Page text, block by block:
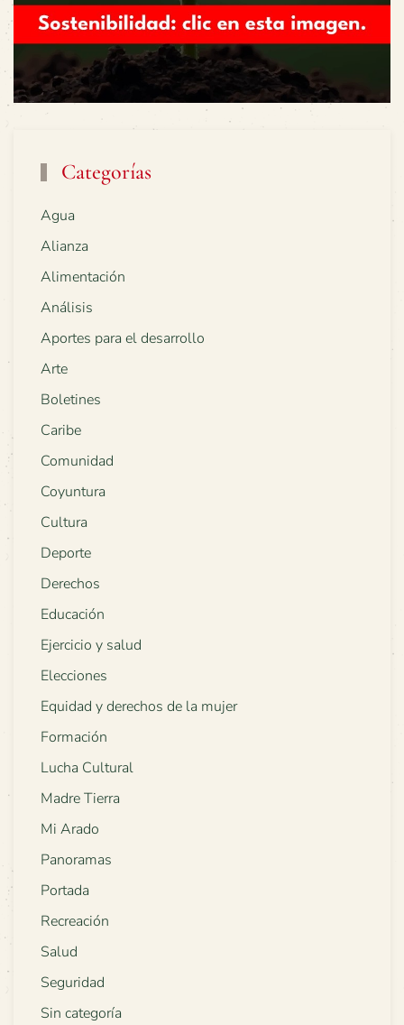
Categorías
Agua
Alianza
Alimentación
Análisis
Aportes para el desarrollo
Arte
Boletines
Caribe
Comunidad
Coyuntura
Cultura
Deporte
Derechos
Educación
Ejercicio y salud
Elecciones
Equidad y derechos de la mujer
Formación
Lucha Cultural
Madre Tierra
Mi Arado
Panoramas
Portada
Recreación
Salud
Seguridad
Sin categoría